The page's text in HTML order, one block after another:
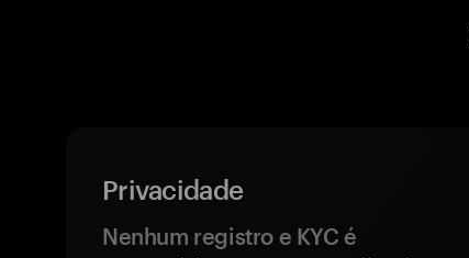
Privacidade
Nenhum registro e KYC é